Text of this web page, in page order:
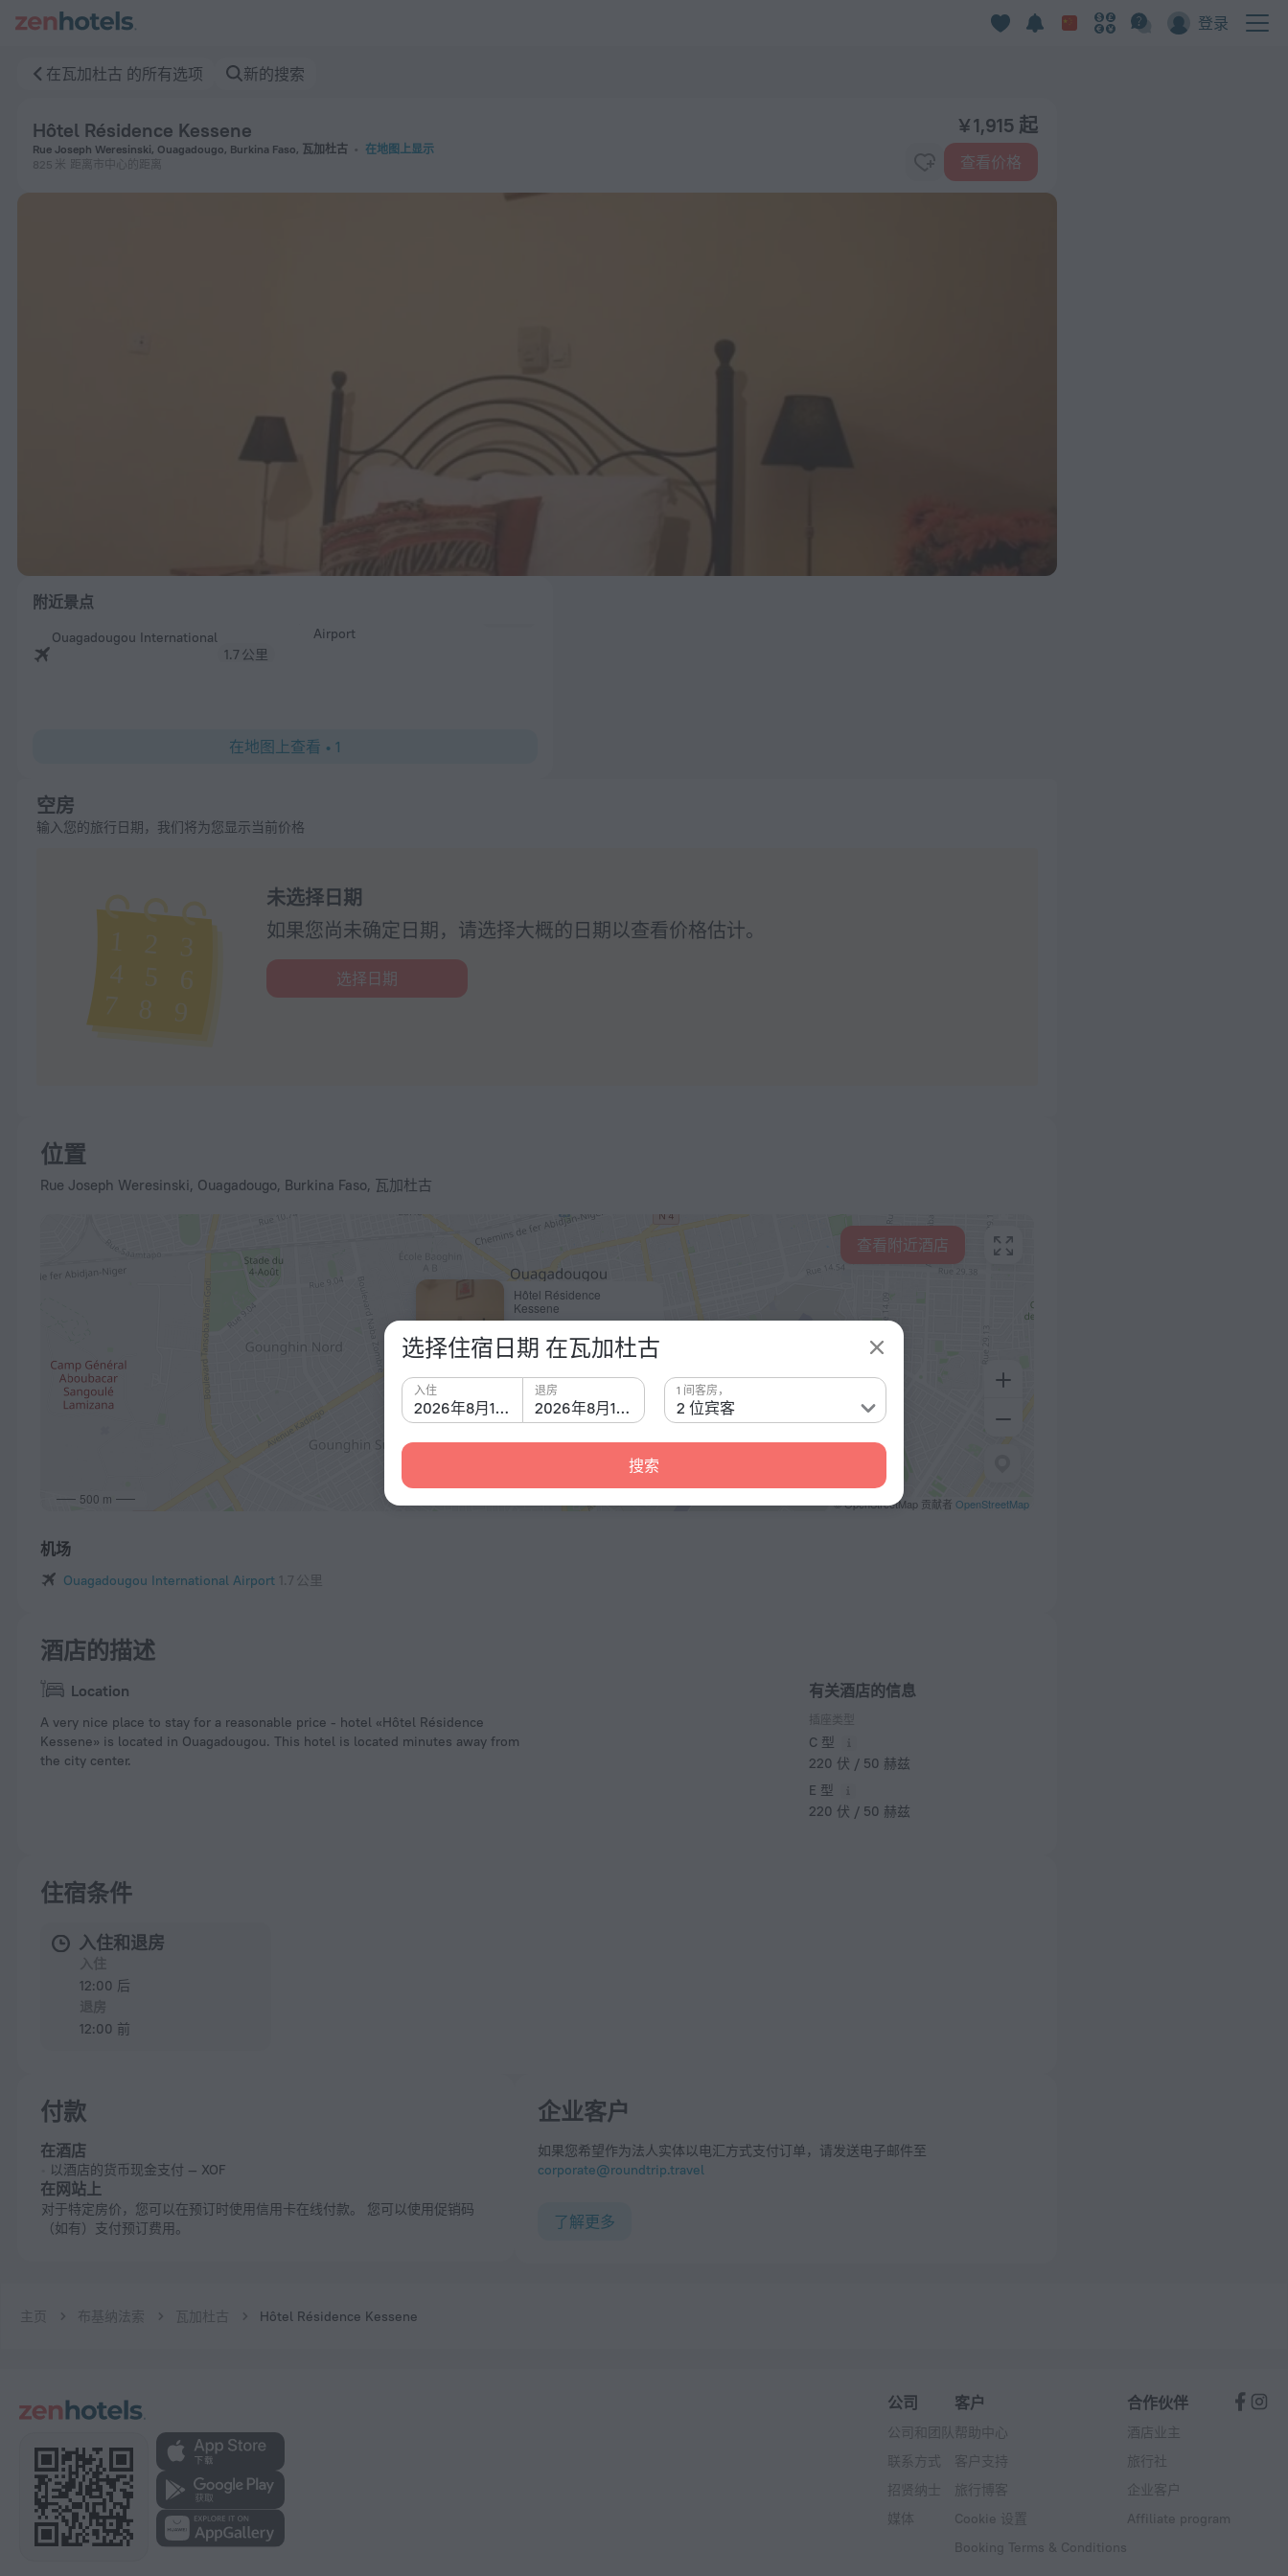
登录
选择住宿日期 在瓦加杜古
2026年8月15日
入住
2026年8月16日
退房
2 位宾客
1 间客房，
搜索
在瓦加杜古 的所有选项 新的搜索
Hôtel Résidence Kessene
Rue Joseph Weresinski, Ouagadougo, Burkina Faso, 瓦加杜古
在地图上显示
825 米
距离市中心的距离
¥ 1,915 起
查看价格
附近景点
Ouagadougou International
Airport
1.7 公里
在地图上查看 • 1
空房
输入您的旅行日期，我们将为您显示当前价格
未选择日期
如果您尚未确定日期，请选择大概的日期以查看价格估计。
选择日期
位置
Rue Joseph Weresinski, Ouagadougo, Burkina Faso, 瓦加杜古
Hôtel Résidence
Kessene
500 m © OpenStreetMap 贡献者 OpenStreetMap
查看附近酒店
机场
Ouagadougou International Airport 1.7 公里
酒店的描述
Location
A very nice place to stay for a reasonable price - hotel «Hôtel Résidence
Kessene» is located in Ouagadougou. This hotel is located minutes away from
the city center.
有关酒店的信息
C 型
220 伏 / 50 赫兹
E 型
220 伏 / 50 赫兹
住宿条件
入住和退房
12:00 后
12:00 前
付款
在酒店
以酒店的货币现金支付 — XOF
在网站上
对于特定房价，您可以在预订时使用信用卡在线付款。 您可以使用促销码
（如有）支付预订费用。
企业客户
如果您希望作为法人实体以电汇方式支付订单，请发送电子邮件至
corporate@roundtrip.travel
了解更多
主页 布基纳法索 瓦加杜古 Hôtel Résidence Kessene
公司
公司和团队
联系方式
招贤纳士
媒体
客户
帮助中心
客户支持
旅行博客
Cookie 设置
Booking Terms & Conditions
合作伙伴
酒店业主
旅行社
企业客户
Affiliate program
Hôtel Résidence Kessene 在瓦加杜古 — 立即在 ZenHotels.com 预订